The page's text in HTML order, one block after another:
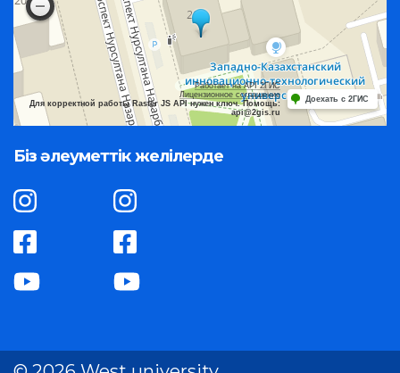
Работает на API 2ГИС
Лицензионное соглашение
Для корректной работы Raster JS API нужен ключ. Помощь:
api@2gis.ru
Доехать с 2ГИС
Біз әлеуметтік желілерде